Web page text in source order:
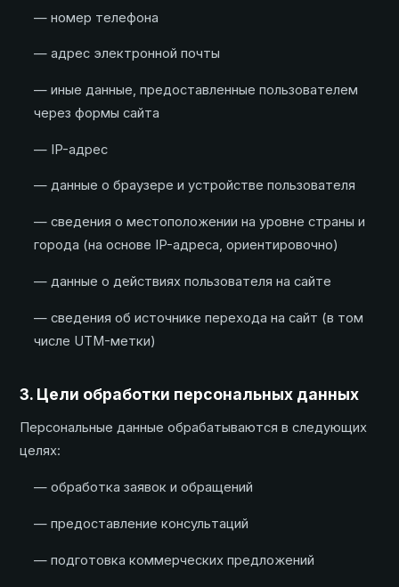
— номер телефона
— адрес электронной почты
— иные данные, предоставленные пользователем
через формы сайта
— IP-адрес
— данные о браузере и устройстве пользователя
— сведения о местоположении на уровне страны и
города (на основе IP-адреса, ориентировочно)
— данные о действиях пользователя на сайте
— сведения об источнике перехода на сайт (в том
числе UTM-метки)
3. Цели обработки персональных данных
Персональные данные обрабатываются в следующих
целях:
— обработка заявок и обращений
— предоставление консультаций
— подготовка коммерческих предложений